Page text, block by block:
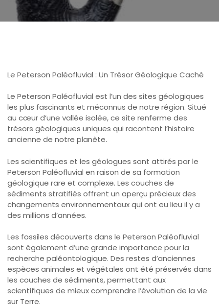
Le Peterson Paléofluvial : Un Trésor Géologique Caché
Le Peterson Paléofluvial est l’un des sites géologiques
les plus fascinants et méconnus de notre région. Situé
au cœur d’une vallée isolée, ce site renferme des
trésors géologiques uniques qui racontent l’histoire
ancienne de notre planète.
Les scientifiques et les géologues sont attirés par le
Peterson Paléofluvial en raison de sa formation
géologique rare et complexe. Les couches de
sédiments stratifiés offrent un aperçu précieux des
changements environnementaux qui ont eu lieu il y a
des millions d’années.
Les fossiles découverts dans le Peterson Paléofluvial
sont également d’une grande importance pour la
recherche paléontologique. Des restes d’anciennes
espèces animales et végétales ont été préservés dans
les couches de sédiments, permettant aux
scientifiques de mieux comprendre l’évolution de la vie
sur Terre.